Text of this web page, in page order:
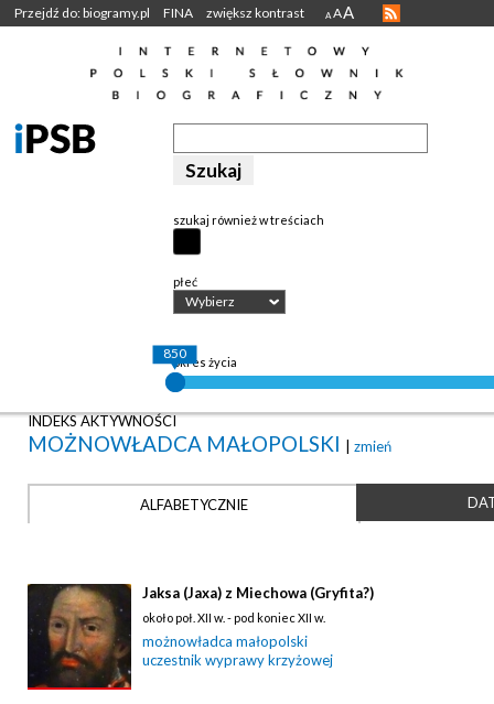
Przejdź do: biogramy.pl FINA zwiększ kontrast A AA
szukaj również w treściach
płeć
Wybierz
okres życia
850
INDEKS AKTYWNOŚCI
MOŻNOWŁADCA MAŁOPOLSKI | zmień
ALFABETYCZNIE
Jaksa (Jaxa) z Miechowa (Gryfita?)
około poł. XII w. - pod koniec XII w.
możnowładca małopolski
uczestnik wyprawy krzyżowej